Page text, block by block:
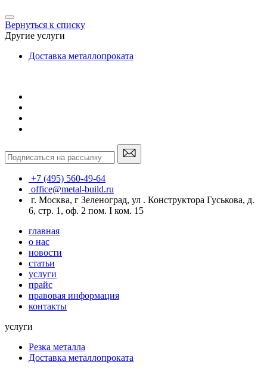
Вернуться к списку
Другие услуги
Доставка металлопроката
+7 (495) 560-49-64
office@metal-build.ru
г. Москва, г Зеленоград, ул . Конструктора Гуськова, д.
6, стр. 1, оф. 2 пом. I ком. 15
главная
о нас
новости
статьи
услуги
прайс
правовая информация
контакты
услуги
Резка металла
Доставка металлопроката